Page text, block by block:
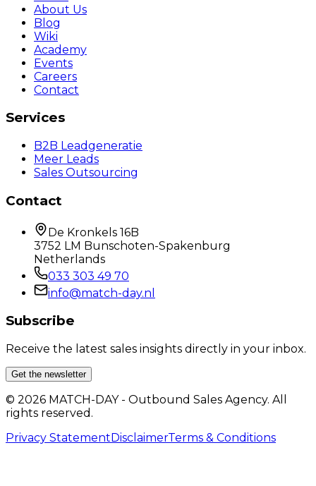
About Us
Blog
Wiki
Academy
Events
Careers
Contact
Services
B2B Leadgeneratie
Meer Leads
Sales Outsourcing
Contact
De Kronkels 16B
3752 LM Bunschoten-Spakenburg
Netherlands
033 303 49 70
info@match-day.nl
Subscribe
Receive the latest sales insights directly in your inbox.
Get the newsletter
© 2026 MATCH-DAY - Outbound Sales Agency. All
rights reserved.
Privacy StatementDisclaimerTerms & Conditions